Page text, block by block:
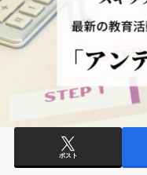
ポスト